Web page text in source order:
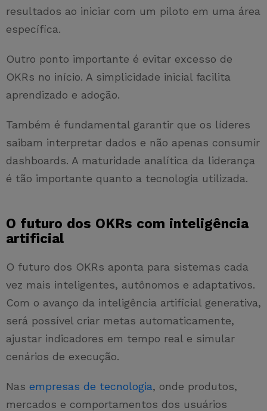
resultados ao iniciar com um piloto em uma área
específica.
Outro ponto importante é evitar excesso de
OKRs no início. A simplicidade inicial facilita
aprendizado e adoção.
Também é fundamental garantir que os líderes
saibam interpretar dados e não apenas consumir
dashboards. A maturidade analítica da liderança
é tão importante quanto a tecnologia utilizada.
O futuro dos OKRs com inteligência
artificial
O futuro dos OKRs aponta para sistemas cada
vez mais inteligentes, autônomos e adaptativos.
Com o avanço da inteligência artificial generativa,
será possível criar metas automaticamente,
ajustar indicadores em tempo real e simular
cenários de execução.
Nas empresas de tecnologia, onde produtos,
mercados e comportamentos dos usuários